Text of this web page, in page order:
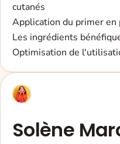
cutanés
Application du primer
Les ingrédients
Optimisation de
Solène